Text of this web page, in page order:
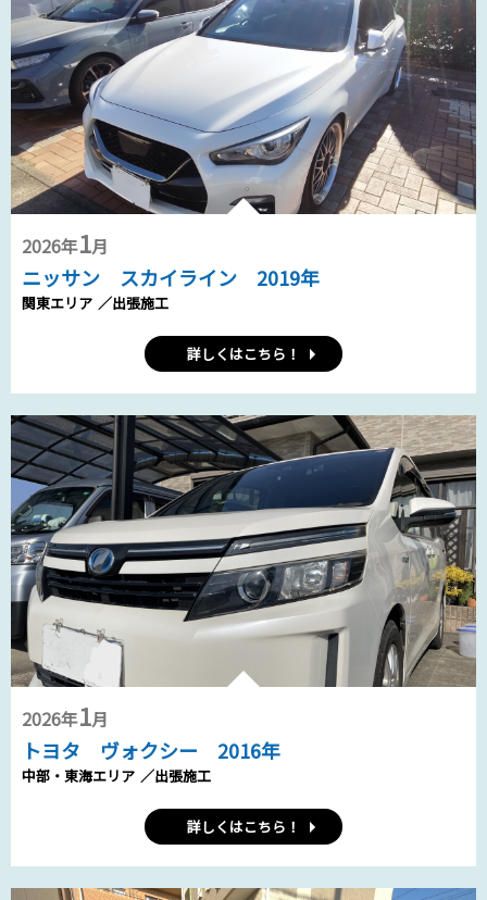
2026年1月
ニッサン スカイライン 2019年
関東エリア ／出張施工
詳しくはこちら！
2026年1月
トヨタ ヴォクシー 2016年
中部・東海エリア ／出張施工
詳しくはこちら！